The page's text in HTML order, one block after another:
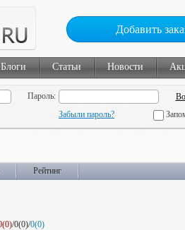
Добавить
Блоги Статьи Новости
Пароль:
Забыли пароль?
Рейтинг
/0(0)/0(0)